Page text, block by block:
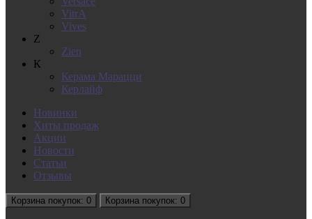
VitrA
Vives
Z
Zien
К
Керама Марацци
Керлайф
Новинки
Хиты продаж
Акции
Новости
Статьи
Отзывы
Корзина покупок: 0 Корзина покупок: 0